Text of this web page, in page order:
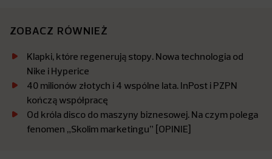
ZOBACZ RÓWNIEŻ
Klapki, które regenerują stopy. Nowa technologia od
Nike i Hyperice
40 milionów złotych i 4 wspólne lata. InPost i PZPN
kończą współpracę
Od króla disco do maszyny biznesowej. Na czym polega
fenomen „Skolim marketingu” [OPINIE]